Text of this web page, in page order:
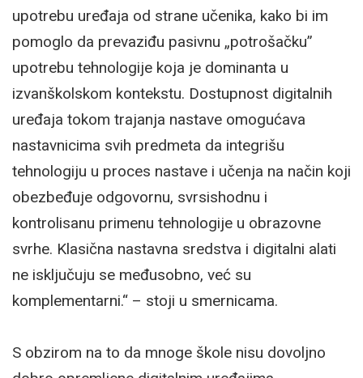
upotrebu uređaja od strane učenika, kako bi im
pomoglo da prevaziđu pasivnu „potrošačku”
upotrebu tehnologije koja je dominanta u
izvanškolskom kontekstu. Dostupnost digitalnih
uređaja tokom trajanja nastave omogućava
nastavnicima svih predmeta da integrišu
tehnologiju u proces nastave i učenja na način koji
obezbeđuje odgovornu, svrsishodnu i
kontrolisanu primenu tehnologije u obrazovne
svrhe. Klasična nastavna sredstva i digitalni alati
ne isključuju se međusobno, već su
komplementarni.“ – stoji u smernicama.
S obzirom na to da mnoge škole nisu dovoljno